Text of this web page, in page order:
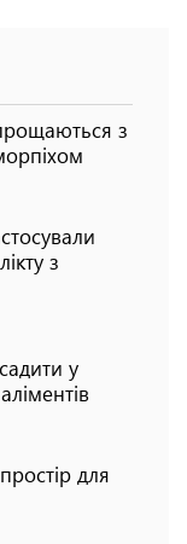
з
з
у
для